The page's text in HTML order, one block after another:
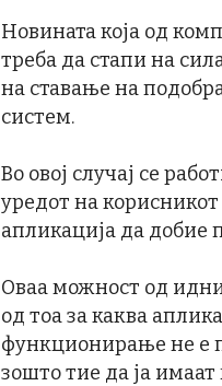
Новината која од
треба да стапи на
на ставање на
систем.
Во овој случај се
уредот на
апликација да добие
Оваа можност од
од тоа за каква
функционирање не е
зошто тие да ја